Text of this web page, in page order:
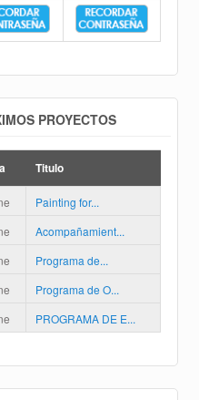
PROYECTOS
Titulo
Painting for...
Acompañamient...
Programa de...
Programa de O...
PROGRAMA DE E...